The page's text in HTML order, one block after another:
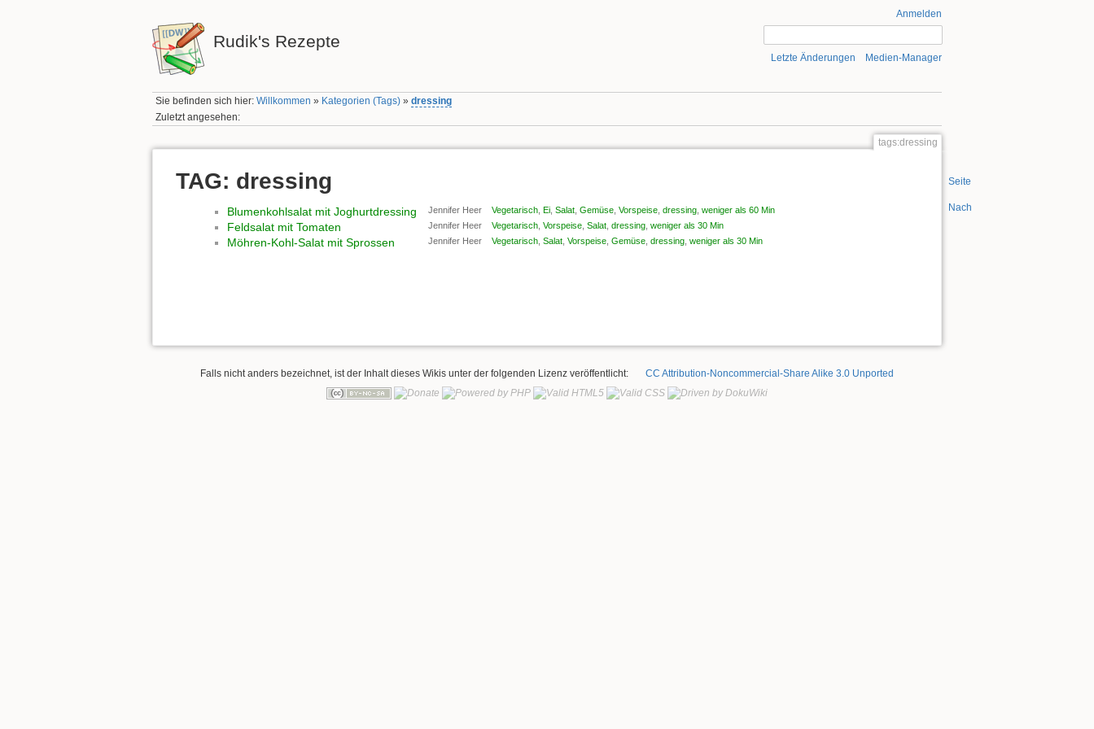
Rudik's Rezepte
Anmelden
Letzte Änderungen Medien-Manager
Sie befinden sich hier:Willkommen » Kategorien (Tags) »dressing
Zuletzt angesehen:
tags:dressing
TAG: dressing
Blumenkohlsalat mit Joghurtdressing Jennifer Heer Vegetarisch Ei Salat Gemüse Vorspeise dressing weniger als 60 Min
Feldsalat mit Tomaten Jennifer Heer Vegetarisch Vorspeise Salat dressing weniger als 30 Min
Möhren-Kohl-Salat mit Sprossen Jennifer Heer Vegetarisch Salat Vorspeise Gemüse dressing weniger als 30 Min
Seite anzeigen
Nach oben
Falls nicht anders bezeichnet, ist der Inhalt dieses Wikis unter der folgenden Lizenz veröffentlicht: CC Attribution-Noncommercial-Share Alike 3.0 Unported